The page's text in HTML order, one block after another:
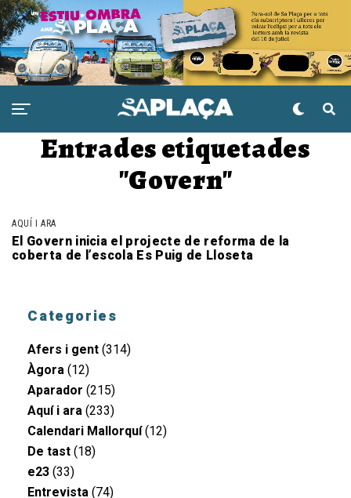
Entrades etiquetades
"Govern"
AQUÍ I ARA
El Govern inicia el projecte de reforma de la
coberta de l’escola Es Puig de Lloseta
Categories
Afers i gent (314)
Àgora (12)
Aparador (215)
Aquí i ara (233)
Calendari Mallorquí(12)
De tast (18)
e23 (33)
Entrevista (74)